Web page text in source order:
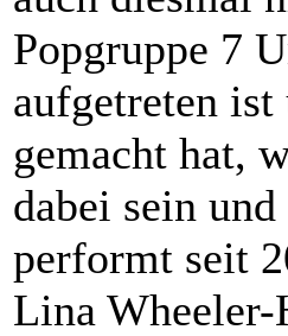
Popgruppe 7
aufgetreten
gemacht hat,
dabei sein
performt seit
Lina